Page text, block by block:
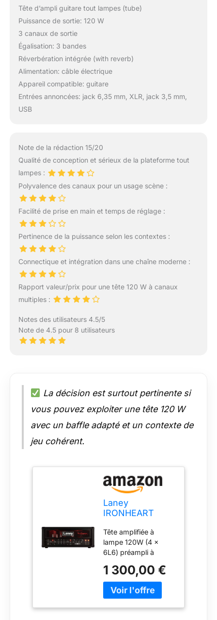
Tête d’ampli guitare tout lampes (tube)
Puissance de sortie: 120 W
3 canaux de sortie
Égalisation: 3 bandes
Réverbération intégrée (with reverb)
Alimentation: câble électrique
Appareil compatible: guitare
Entrées annoncées: jack 6,35 mm, XLR, jack 3,5 mm,
USB
Note de la rédaction 15/20
Qualité de conception et sérieux de la plateforme tout
lampes :
Polyvalence des canaux pour un usage scène :
Facilité de prise en main et temps de réglage :
Pertinence de la puissance selon les contextes :
Connectique et intégration dans une chaîne moderne :
Rapport valeur/prix pour une tête 120 W à canaux
multiples :
Notes des utilisateurs 4.5/5
Note de 4.5 pour 8 utilisateurs
La décision est surtout pertinente si
vous pouvez exploiter une tête 120 W
avec un baffle adapté et un contexte de
jeu cohérent.
Laney
IRONHEART
All Tube Guitar
Amp Head -
120W - With
Reverb
Tête amplifiée à
lampe 120W (4 x
6L6) préampli à
12AX7/ECC83) 3
canaux: Clean
Rhythm et Lead
1 300,00 €